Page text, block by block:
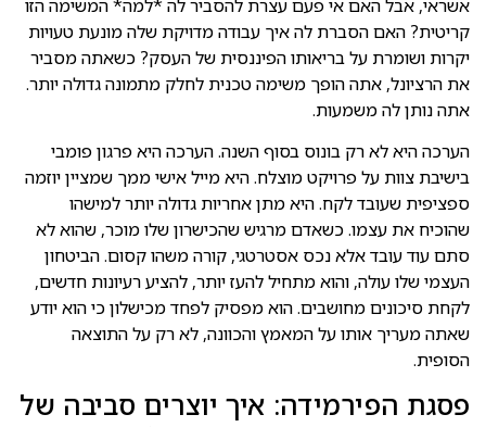
אשראי, אבל האם אי פעם עצרת להסביר לה *למה* המשימה הזו
קריטית? האם הסברת לה איך עבודה מדויקת שלה מונעת טעויות
יקרות ושומרת על בריאותו הפיננסית של העסק? כשאתה מסביר
את הרציונל, אתה הופך משימה טכנית לחלק מתמונה גדולה יותר.
אתה נותן לה משמעות.
הערכה היא לא רק בונוס בסוף השנה. הערכה היא פרגון פומבי
בישיבת צוות על פרויקט מוצלח. היא מייל אישי ממך שמציין יוזמה
ספציפית שעובד לקח. היא מתן אחריות גדולה יותר למישהו
שהוכיח את עצמו. כשאדם מרגיש שהכישרון שלו מוכר, שהוא לא
סתם עוד עובד אלא נכס אסטרטגי, קורה משהו קסום. הביטחון
העצמי שלו עולה, והוא מתחיל להעז יותר, להציע רעיונות חדשים,
לקחת סיכונים מחושבים. הוא מפסיק לפחד מכישלון כי הוא יודע
שאתה מעריך אותו על המאמץ והכוונה, לא רק על התוצאה
הסופית.
פסגת הפירמידה: איך יוצרים סביבה של